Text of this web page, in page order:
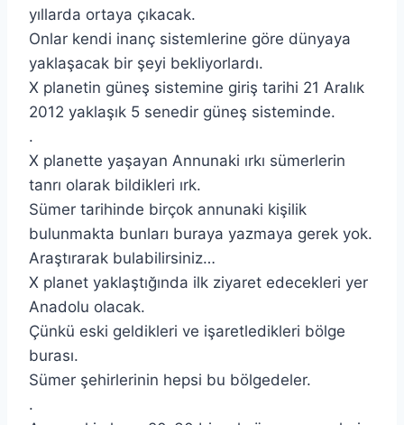
yıllarda ortaya çıkacak.
Onlar kendi inanç sistemlerine göre dünyaya
yaklaşacak bir şeyi bekliyorlardı.
X planetin güneş sistemine giriş tarihi 21 Aralık
2012 yaklaşık 5 senedir güneş sisteminde.
.
X planette yaşayan Annunaki ırkı sümerlerin
tanrı olarak bildikleri ırk.
Sümer tarihinde birçok annunaki kişilik
bulunmakta bunları buraya yazmaya gerek yok.
Araştırarak bulabilirsiniz…
X planet yaklaştığında ilk ziyaret edecekleri yer
Anadolu olacak.
Çünkü eski geldikleri ve işaretledikleri bölge
burası.
Sümer şehirlerinin hepsi bu bölgedeler.
.